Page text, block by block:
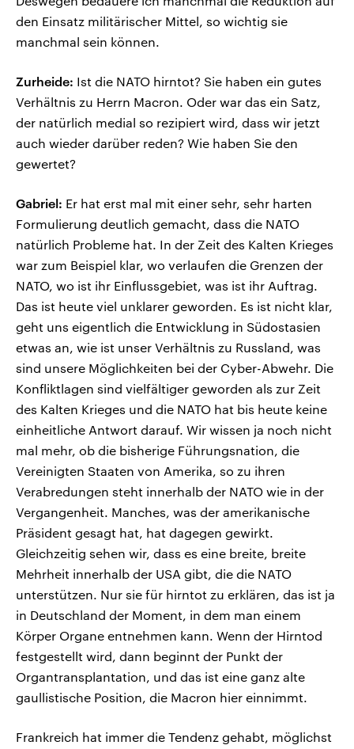
den Einsatz militärischer Mittel, so wichtig sie
manchmal sein können.
Zurheide: Ist die NATO hirntot? Sie haben ein gutes
Verhältnis zu Herrn Macron. Oder war das ein Satz,
der natürlich medial so rezipiert wird, dass wir jetzt
auch wieder darüber reden? Wie haben Sie den
gewertet?
Gabriel: Er hat erst mal mit einer sehr, sehr harten
Formulierung deutlich gemacht, dass die NATO
natürlich Probleme hat. In der Zeit des Kalten Krieges
war zum Beispiel klar, wo verlaufen die Grenzen der
NATO, wo ist ihr Einflussgebiet, was ist ihr Auftrag.
Das ist heute viel unklarer geworden. Es ist nicht klar,
geht uns eigentlich die Entwicklung in Südostasien
etwas an, wie ist unser Verhältnis zu Russland, was
sind unsere Möglichkeiten bei der Cyber-Abwehr. Die
Konfliktlagen sind vielfältiger geworden als zur Zeit
des Kalten Krieges und die NATO hat bis heute keine
einheitliche Antwort darauf. Wir wissen ja noch nicht
mal mehr, ob die bisherige Führungsnation, die
Vereinigten Staaten von Amerika, so zu ihren
Verabredungen steht innerhalb der NATO wie in der
Vergangenheit. Manches, was der amerikanische
Präsident gesagt hat, hat dagegen gewirkt.
Gleichzeitig sehen wir, dass es eine breite, breite
Mehrheit innerhalb der USA gibt, die die NATO
unterstützen. Nur sie für hirntot zu erklären, das ist ja
in Deutschland der Moment, in dem man einem
Körper Organe entnehmen kann. Wenn der Hirntod
festgestellt wird, dann beginnt der Punkt der
Organtransplantation, und das ist eine ganz alte
gaullistische Position, die Macron hier einnimmt.
Frankreich hat immer die Tendenz gehabt, möglichst